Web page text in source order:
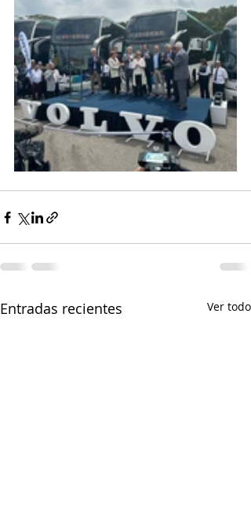
Entradas recientes Ver todo